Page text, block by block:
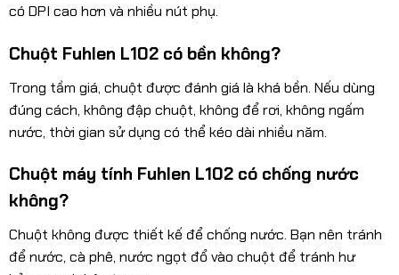
có DPI cao hơn và nhiều nút phụ.
Chuột Fuhlen L102 có bền không?
Trong tầm giá, chuột được đánh giá là khá bền. Nếu dùng
đúng cách, không đập chuột, không để rơi, không ngấm
nước, thời gian sử dụng có thể kéo dài nhiều năm.
Chuột máy tính Fuhlen L102 có chống nước
không?
Chuột không được thiết kế để chống nước. Bạn nên tránh
để nước, cà phê, nước ngọt đổ vào chuột để tránh hư